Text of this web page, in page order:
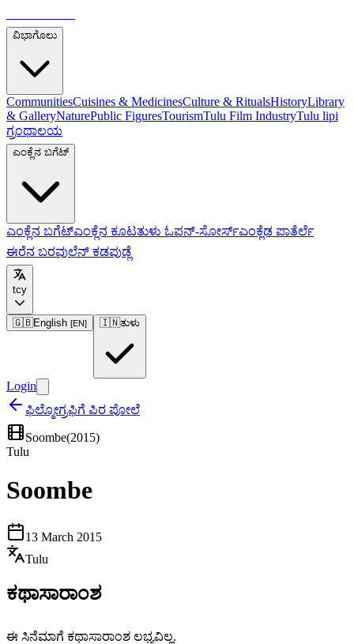
ವಿಭಾಗೊಲು
CommunitiesCuisines & MedicinesCulture & RitualsHistoryLibrary
& GalleryNaturePublic FiguresTourismTulu Film IndustryTulu lipi
ಗ್ರಂಥಾಲಯ
ಎಂಕ್ಲೆನ ಬಗೆಟ್
ಎಂಕ್ಲೆನ ಬಗೆಟ್ಎಂಕ್ಲೆನ ಕೂಟತುಳು ಓಪನ್-ಸೋರ್ಸ್ಎಂಕ್ಲೆಡ ಪಾತೆರ್ಲೆ
ಈರೆನ ಬರವುಲೆನ್ ಕಡಪುಡ್ಲೆ
tcy
🇬🇧English [EN] 🇮🇳ತುಳು
Login
ಫಿಲ್ಮೋಗ್ರಫಿಗೆ ಪಿರ ಪೋಲೆ
Soombe(2015)
Tulu
Soombe
13 March 2015
Tulu
ಕಥಾಸಾರಾಂಶ
ಈ ಸಿನೆಮಾಗೆ ಕಥಾಸಾರಾಂಶ ಲಭ್ಯವಿಲ್ಲ.